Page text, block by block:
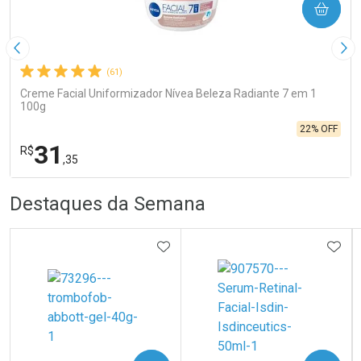
Imagem Anterior
(61)
Creme Facial Uniformizador Nívea Beleza Radiante 7 em 1
100g
R$31 ,35
22% OFF
COMPRAR
Laboratório
Por Menos
Destaques da Semana
ADICIONAR AOS FAVORITOS